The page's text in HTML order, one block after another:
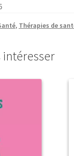
, Thérapies de
intéresser